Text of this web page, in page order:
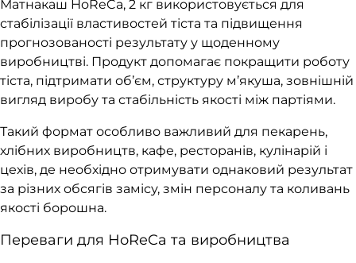
Матнакаш HoReCa, 2 кг використовується для
стабілізації властивостей тіста та підвищення
прогнозованості результату у щоденному
виробництві. Продукт допомагає покращити роботу
тіста, підтримати об’єм, структуру м’якуша, зовнішній
вигляд виробу та стабільність якості між партіями.
Такий формат особливо важливий для пекарень,
хлібних виробництв, кафе, ресторанів, кулінарій і
цехів, де необхідно отримувати однаковий результат
за різних обсягів замісу, змін персоналу та коливань
якості борошна.
Переваги для HoReCa та виробництва